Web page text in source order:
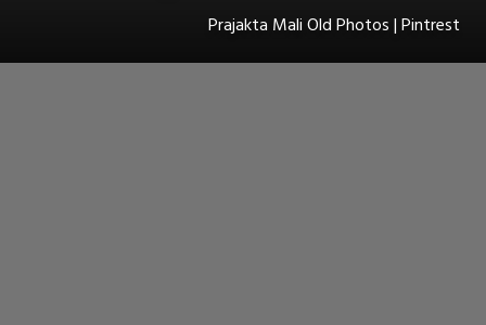
Prajakta Mali Old Photos | Pintrest